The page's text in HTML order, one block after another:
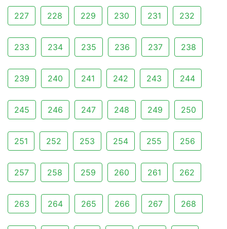
227 228 229 230 231 232
233 234 235 236 237 238
239 240 241 242 243 244
245 246 247 248 249 250
251 252 253 254 255 256
257 258 259 260 261 262
263 264 265 266 267 268